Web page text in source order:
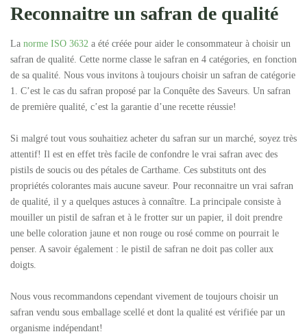
Reconnaitre un safran de qualité
La norme ISO 3632 a été créée pour aider le consommateur à choisir un
safran de qualité. Cette norme classe le safran en 4 catégories, en fonction
de sa qualité. Nous vous invitons à toujours choisir un safran de catégorie
1. C’est le cas du safran proposé par la Conquête des Saveurs. Un safran
de première qualité, c’est la garantie d’une recette réussie!
Si malgré tout vous souhaitiez acheter du safran sur un marché, soyez très
attentif! Il est en effet très facile de confondre le vrai safran avec des
pistils de soucis ou des pétales de Carthame. Ces substituts ont des
propriétés colorantes mais aucune saveur. Pour reconnaitre un vrai safran
de qualité, il y a quelques astuces à connaître. La principale consiste à
mouiller un pistil de safran et à le frotter sur un papier, il doit prendre
une belle coloration jaune et non rouge ou rosé comme on pourrait le
penser. A savoir également : le pistil de safran ne doit pas coller aux
doigts.
Nous vous recommandons cependant vivement de toujours choisir un
safran vendu sous emballage scellé et dont la qualité est vérifiée par un
organisme indépendant!